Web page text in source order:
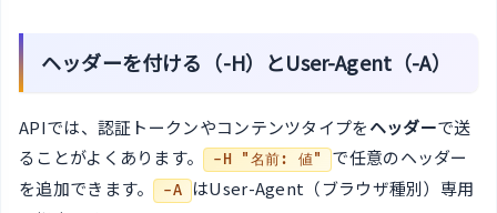
ヘッダーを付ける（-H）とUser-Agent（-A）
APIでは、認証トークンやコンテンツタイプをヘッダーで送
ることがよくあります。
-H "名前: 値"
で任意のヘッダー
を追加できます。 -A
はUser-Agent（ブラウザ種別）専用